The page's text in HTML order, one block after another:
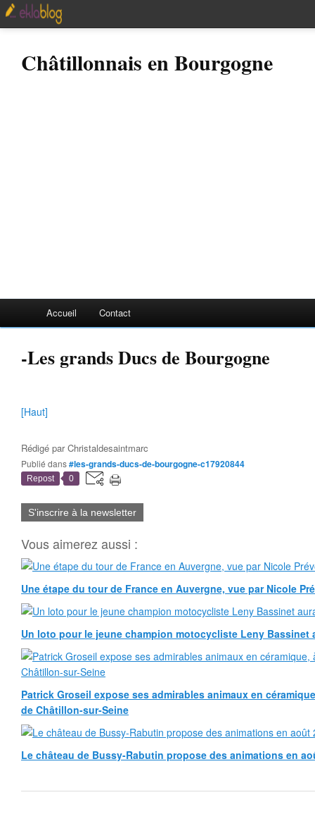
Châtillonnais en Bourgogne
Accueil Contact
-Les grands Ducs de Bourgogne
[Haut]
Rédigé parChristaldesaintmarc
Publié dans#les-grands-ducs-de-bourgogne-c17920844
Repost 0
S'inscrire à la newsletter
Vous aimerez aussi :
Une étape du tour de France en Auvergne, vue par Nicole
Un loto pour le jeune champion motocycliste Leny Bassinet
Patrick Groseil expose ses admirables animaux en
de Châtillon-sur-Seine
Le château de Bussy-Rabutin propose des animations en